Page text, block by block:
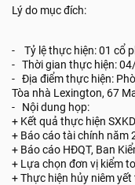
Lý do mục đích:
- Tỷ lệ thực hiện: 01 cổ
- Thời gian thực hiện:
- Địa điểm thực hiện:
Tòa nhà Lexington, 67
- Nội dung họp:
+ Kết quả thực hiện
+ Báo cáo tài chính năm
+ Báo cáo HĐQT, Ban
+ Lựa chọn đơn vị kiểm
+ Thực hiện hủy niêm